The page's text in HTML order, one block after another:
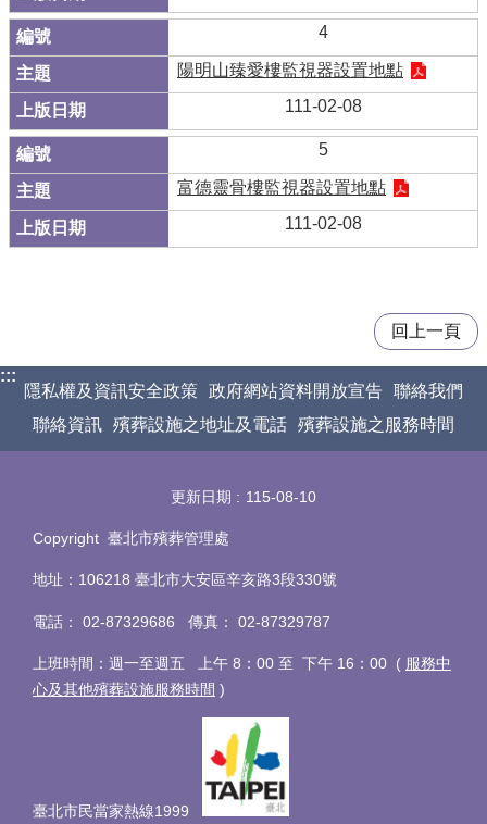
4
陽明山臻愛樓監視器設置地點
111-02-08
5
富德靈骨樓監視器設置地點
111-02-08
回上一頁
:::
隱私權及資訊安全政策 政府網站資料開放宣告 聯絡我們
聯絡資訊 殯葬設施之地址及電話 殯葬設施之服務時間
更新日期 115-08-10
Copyright 臺北市殯葬管理處
地址：106218 臺北市大安區辛亥路3段330號
電話 ： 02-87329686 傳真 ： 02-87329787
上班時間：週一至週五 上午 8：00 至 下午 16：00 ( 服務中
心及其他殯葬設施服務時間 )
臺北市民當家熱線1999